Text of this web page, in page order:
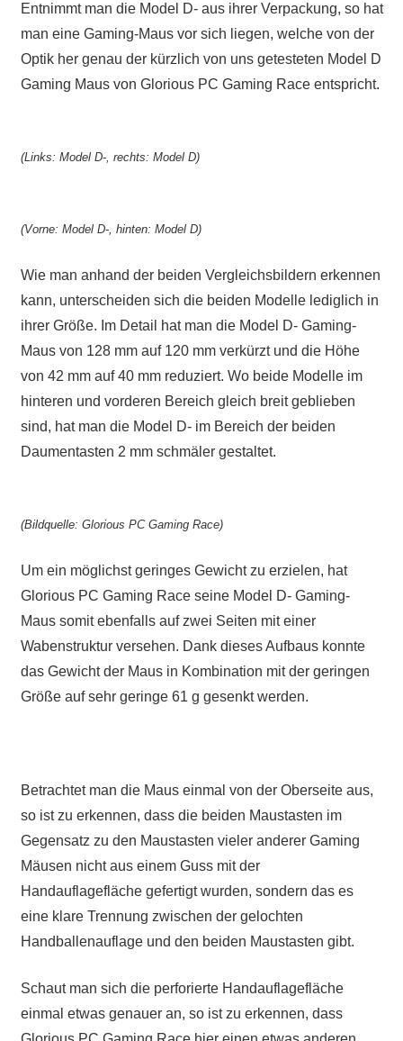
Entnimmt man die Model D- aus ihrer Verpackung, so hat
man eine Gaming-Maus vor sich liegen, welche von der
Optik her genau der kürzlich von uns getesteten Model D
Gaming Maus von Glorious PC Gaming Race entspricht.
(Links: Model D-, rechts: Model D)
(Vorne: Model D-, hinten: Model D)
Wie man anhand der beiden Vergleichsbildern erkennen
kann, unterscheiden sich die beiden Modelle lediglich in
ihrer Größe. Im Detail hat man die Model D- Gaming-
Maus von 128 mm auf 120 mm verkürzt und die Höhe
von 42 mm auf 40 mm reduziert. Wo beide Modelle im
hinteren und vorderen Bereich gleich breit geblieben
sind, hat man die Model D- im Bereich der beiden
Daumentasten 2 mm schmäler gestaltet.
(Bildquelle: Glorious PC Gaming Race)
Um ein möglichst geringes Gewicht zu erzielen, hat
Glorious PC Gaming Race seine Model D- Gaming-
Maus somit ebenfalls auf zwei Seiten mit einer
Wabenstruktur versehen. Dank dieses Aufbaus konnte
das Gewicht der Maus in Kombination mit der geringen
Größe auf sehr geringe 61 g gesenkt werden.
Betrachtet man die Maus einmal von der Oberseite aus,
so ist zu erkennen, dass die beiden Maustasten im
Gegensatz zu den Maustasten vieler anderer Gaming
Mäusen nicht aus einem Guss mit der
Handauflagefläche gefertigt wurden, sondern das es
eine klare Trennung zwischen der gelochten
Handballenauflage und den beiden Maustasten gibt.
Schaut man sich die perforierte Handauflagefläche
einmal etwas genauer an, so ist zu erkennen, dass